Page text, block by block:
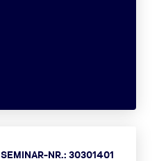
SEMINAR-NR.: 30301401